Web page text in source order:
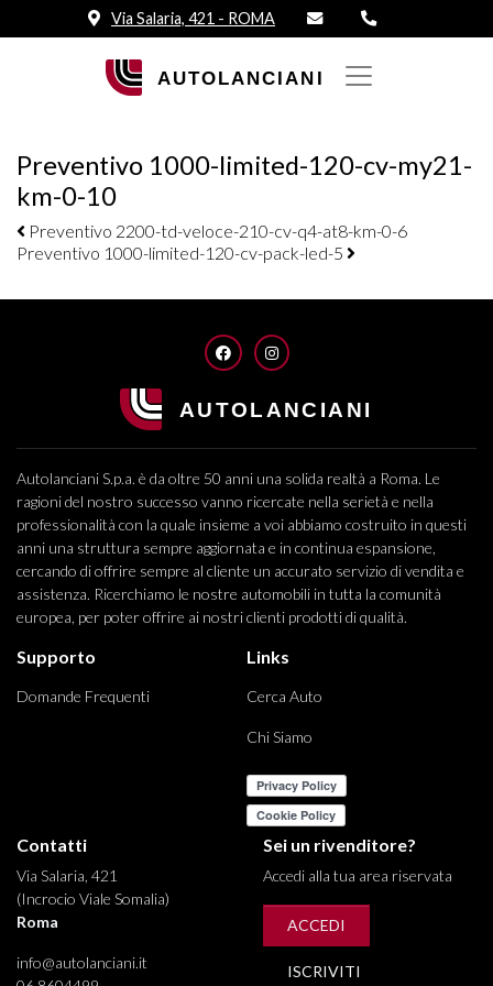
Via Salaria, 421 - ROMA
Preventivo 1000-limited-120-cv-my21-
km-0-10
Navigazione elementi
Preventivo 2200-td-veloce-210-cv-q4-at8-km-0-6
Preventivo 1000-limited-120-cv-pack-led-5
FACEBOOKINSTAGRAM
Autolanciani S.p.a. è da oltre 50 anni una solida realtà a Roma. Le
ragioni del nostro successo vanno ricercate nella serietà e nella
professionalità con la quale insieme a voi abbiamo costruito in questi
anni una struttura sempre aggiornata e in continua espansione,
cercando di offrire sempre al cliente un accurato servizio di vendita e
assistenza. Ricerchiamo le nostre automobili in tutta la comunità
europea, per poter offrire ai nostri clienti prodotti di qualità.
Supporto
Domande Frequenti
Links
Cerca Auto
Chi Siamo
Contatti
Via Salaria, 421
(Incrocio Viale Somalia)
Roma
info@autolanciani.it
Sei un rivenditore?
Accedi alla tua area riservata
ACCEDI
ISCRIVITI